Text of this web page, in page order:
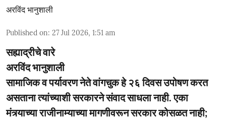
अरविंद भानुशाली
Published on: 27 Jul 2026, 1:51 am
सह्याद्रीचे वारे
अरविंद भानुशाली
सामाजिक व पर्यावरण नेते वांगचुक हे २६ दिवस उपोषण करत
असताना त्यांच्याशी सरकारने संवाद साधला नाही. एका
मंत्र्याच्या राजीनाम्याच्या मागणीवरून सरकार कोसळत नाही;